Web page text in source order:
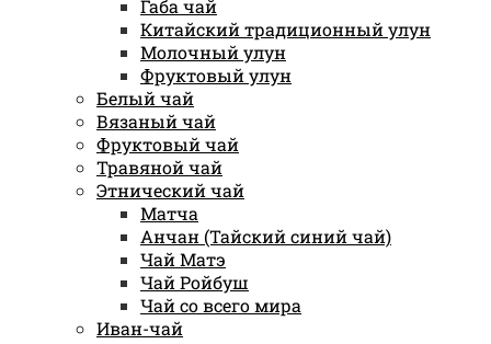
Габа чай
Китайский традиционный улун
Молочный улун
Фруктовый улун
Белый чай
Вязаный чай
Фруктовый чай
Травяной чай
Этнический чай
Матча
Анчан (Тайский синий чай)
Чай Матэ
Чай Ройбуш
Чай со всего мира
Иван-чай